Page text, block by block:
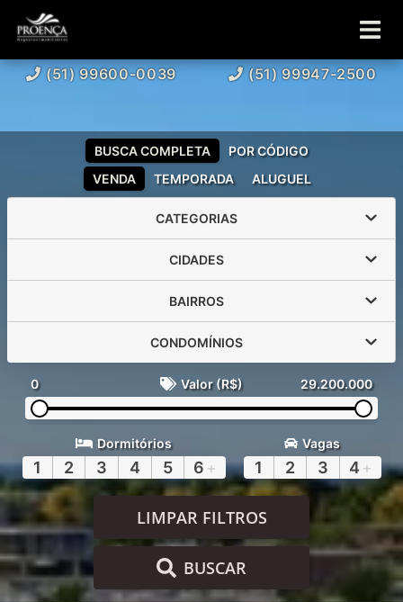
(51) 99600-0039 (51) 99947-2500
VENDA TEMPORADA ALUGUEL
BUSCA COMPLETA POR CÓDIGO
CATEGORIAS
CIDADES
BAIRROS
CONDOMÍNIOS
0 Valor (R$) 29.200.000
Dormitórios
1 2 3 4 5 6 +
Vagas
1 2 3 4 +
LIMPAR FILTROS
BUSCAR